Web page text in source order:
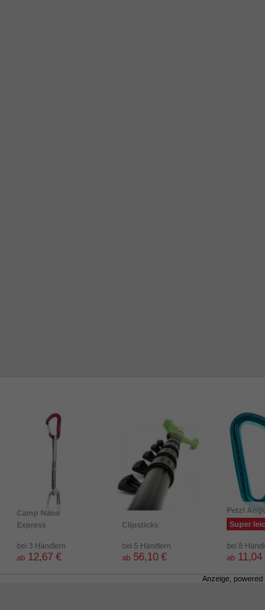
Camp Nano
Express
bei 3 Händlern
ab 12,67 €
Clipsticks
bei 5 Händlern
ab 56,10 €
Petzl
Super
bei 8
ab 11,04
Anzeige,